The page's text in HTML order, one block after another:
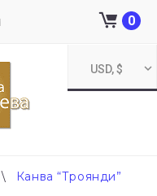
USD, $
0
\ Канва “Троянди”